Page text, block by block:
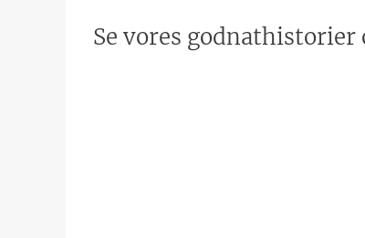
Se vores